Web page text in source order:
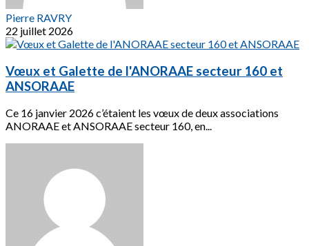
Pierre RAVRY
22 juillet 2026
Vœux et Galette de l'ANORAAE secteur 160 et
ANSORAAE
Ce 16 janvier 2026 c’étaient les vœux de deux associations
ANORAAE et ANSORAAE secteur 160, en...